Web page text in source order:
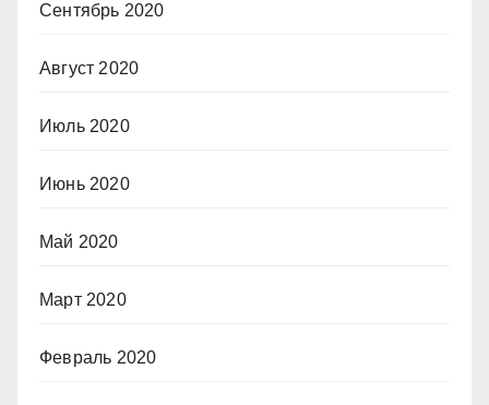
Сентябрь 2020
Август 2020
Июль 2020
Июнь 2020
Май 2020
Март 2020
Февраль 2020